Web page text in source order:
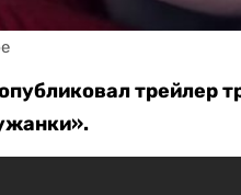
трейлер